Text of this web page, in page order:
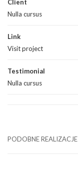
Client
Nulla cursus
Link
Visit project
Testimonial
Nulla cursus
PODOBNE REALIZACJE